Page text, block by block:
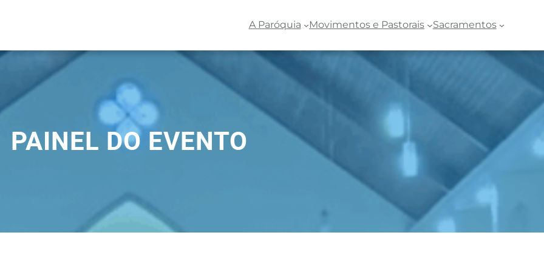
A Paróquia Movimentos e Pastorais Sacramentos
PAINEL DO EVENTO